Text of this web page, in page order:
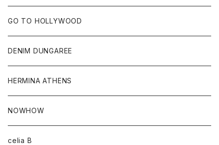
GO TO HOLLYWOOD
DENIM DUNGAREE
HERMINA ATHENS
NOWHOW
celia B